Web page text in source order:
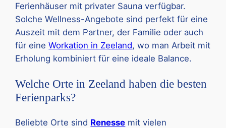
Ferienhäuser mit privater Sauna verfügbar.
Solche Wellness-Angebote sind perfekt für eine
Auszeit mit dem Partner, der Familie oder auch
für eineWorkation in Zeeland, wo man Arbeit mit
Erholung kombiniert für eine ideale Balance.
Welche Orte in Zeeland haben die besten
Ferienparks?
Beliebte Orte sind Renesse mit vielen